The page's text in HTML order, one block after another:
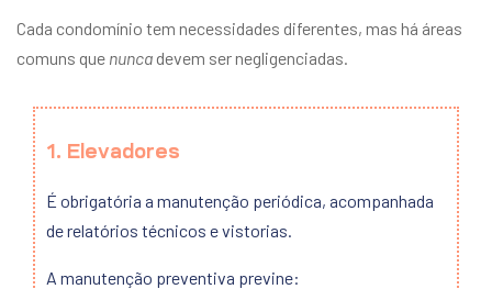
Cada condomínio tem necessidades diferentes, mas há áreas
comuns que nunca devem ser negligenciadas.
1. Elevadores
É obrigatória a manutenção periódica, acompanhada
de relatórios técnicos e vistorias.
A manutenção preventiva previne: